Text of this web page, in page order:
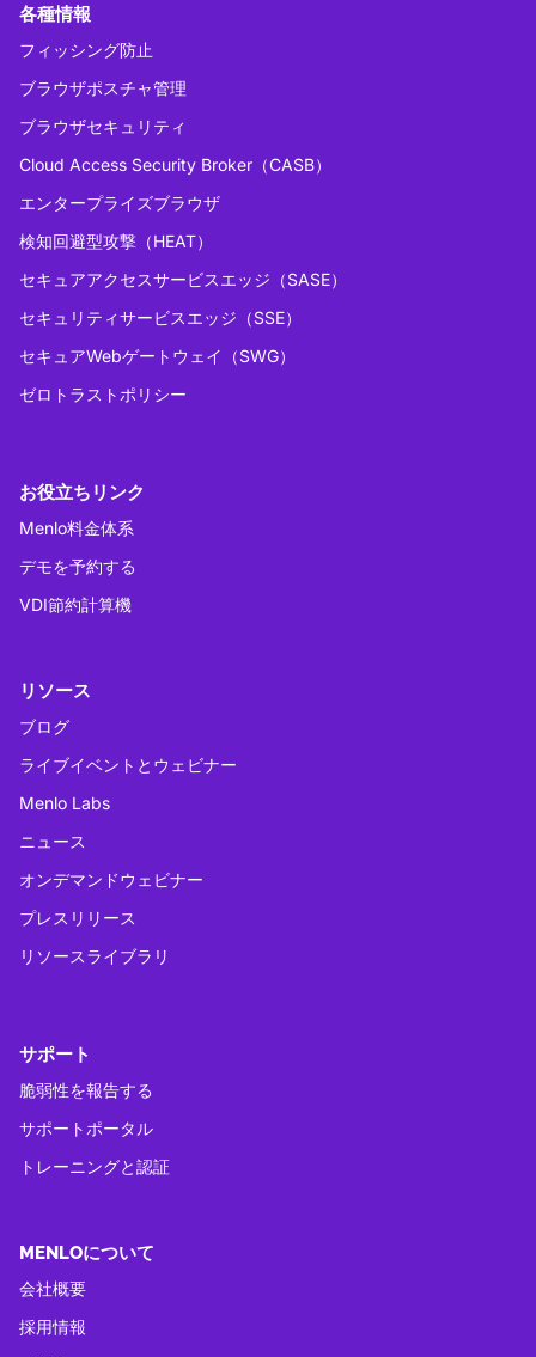
各種情報
フィッシング防止
ブラウザポスチャ管理
ブラウザセキュリティ
Cloud Access Security Broker（CASB）
エンタープライズブラウザ
検知回避型攻撃（HEAT）
セキュアアクセスサービスエッジ（SASE）
セキュリティサービスエッジ（SSE）
セキュアWebゲートウェイ（SWG）
ゼロトラストポリシー
お役立ちリンク
Menlo料金体系
デモを予約する
VDI節約計算機
リソース
ブログ
ライブイベントとウェビナー
Menlo Labs
ニュース
オンデマンドウェビナー
プレスリリース
リソースライブラリ
サポート
脆弱性を報告する
サポートポータル
トレーニングと認証
MENLOについて
会社概要
採用情報